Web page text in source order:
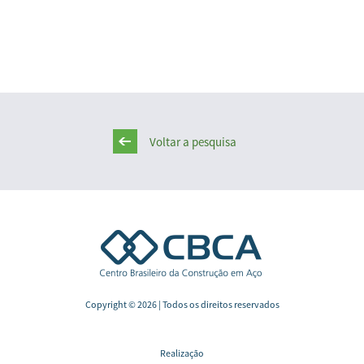
Voltar a pesquisa
Copyright © 2026 | Todos os direitos reservados
Realização